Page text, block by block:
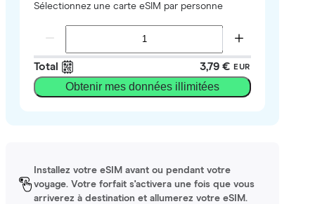
Sélectionnez une carte eSIM par personne
Total 3,79 € EUR
Obtenir mes données illimitées
Installez votre eSIM avant ou pendant votre
voyage. Votre forfait s'activera une fois que vous
arriverez à destination et allumerez votre eSIM.